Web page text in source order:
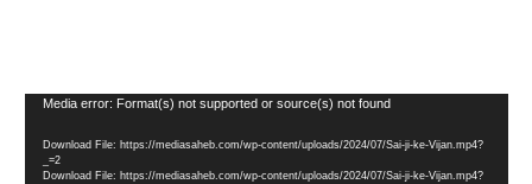
Video
Media error: Format(s) not supported or source(s) not found
Download File: https://mediasaheb.com/wp-content/uploads/2024/07/Sai-ji-ke-Vijan.mp4?
_=2
Download File: https://mediasaheb.com/wp-content/uploads/2024/07/Sai-ji-ke-Vijan.mp4?